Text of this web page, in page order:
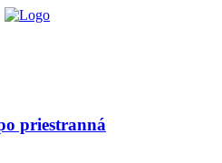
priestranná